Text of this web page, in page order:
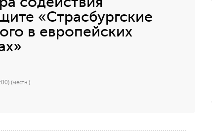
«Страсбургские
в европейских
(местн.)